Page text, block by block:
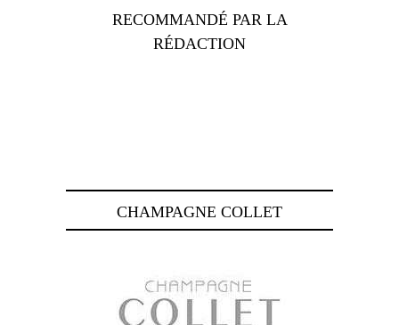
RECOMMANDÉ PAR LA
RÉDACTION
CHAMPAGNE COLLET